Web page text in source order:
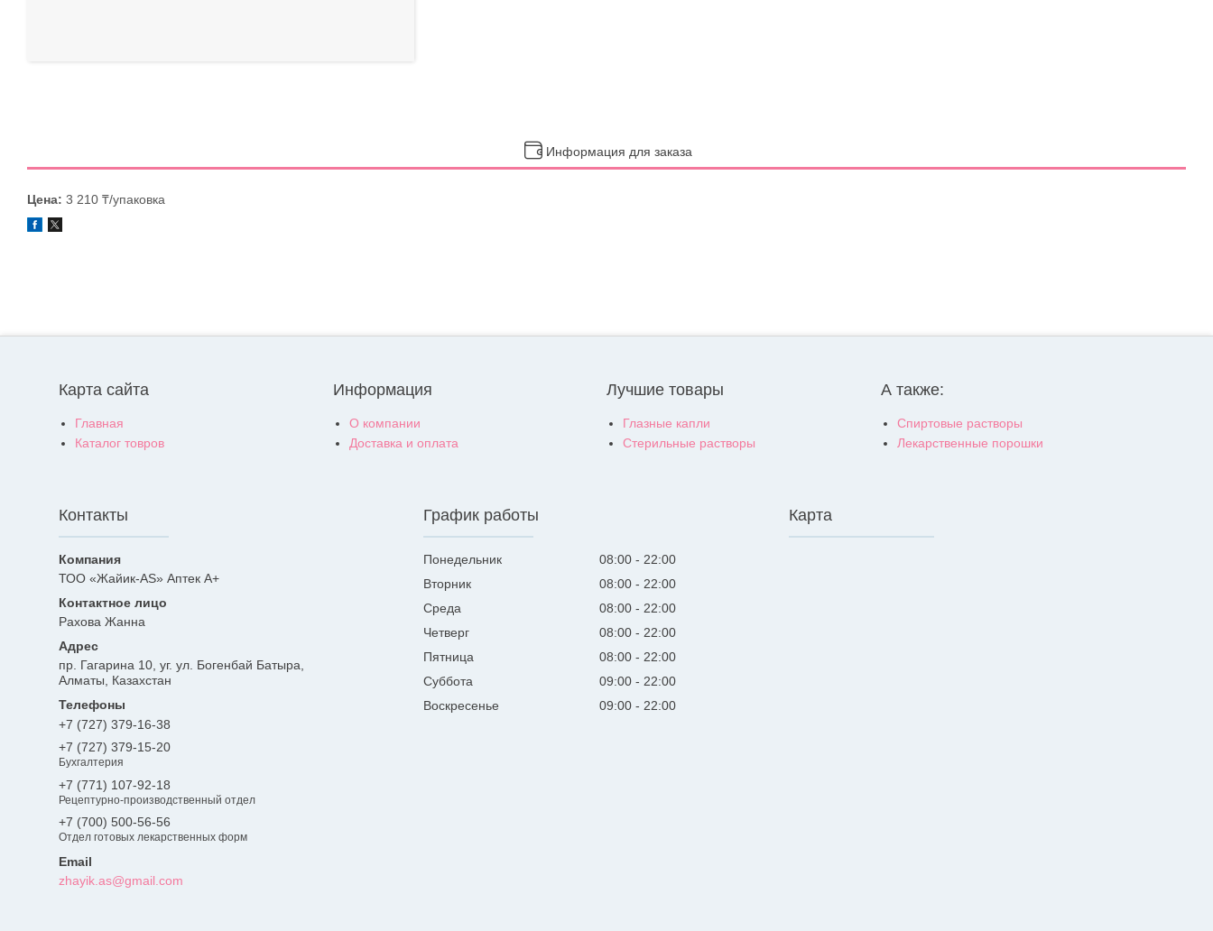
Информация для заказа
Цена: 3 210 ₸/упаковка
Карта сайта
Главная
Каталог товров
Информация
О компании
Доставка и оплата
Лучшие товары
Глазные капли
Стерильные растворы
А также:
Спиртовые растворы
Лекарственные порошки
Контакты
ТОО «Жайик-AS» Аптек А+
Рахова Жанна
пр. Гагарина 10, уг. ул. Богенбай Батыра,
Алматы, Казахстан
+7 (727) 379-16-38
+7 (727) 379-15-20
Бухгалтерия
+7 (771) 107-92-18
Рецептурно-производственный отдел
+7 (700) 500-56-56
Отдел готовых лекарственных форм
zhayik.as@gmail.com
График работы
Понедельник 08:00
22:00
Вторник
08:00
22:00
Среда
08:00
22:00
Четверг
08:00
22:00
Пятница
08:00
22:00
Суббота
09:00
22:00
Воскресенье
09:00 22:00
Карта